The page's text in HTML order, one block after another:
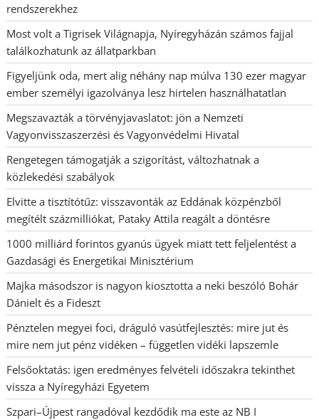
rendszerekhez
Most volt a Tigrisek Világnapja, Nyíregyházán számos fajjal
találkozhatunk az állatparkban
Figyeljünk oda, mert alig néhány nap múlva 130 ezer magyar
ember személyi igazolványa lesz hirtelen használhatatlan
Megszavazták a törvényjavaslatot: jön a Nemzeti
Vagyonvisszaszerzési és Vagyonvédelmi Hivatal
Rengetegen támogatják a szigorítást, változhatnak a
közlekedési szabályok
Elvitte a tisztítótűz: visszavonták az Eddának közpénzből
megítélt százmilliókat, Pataky Attila reagált a döntésre
1000 milliárd forintos gyanús ügyek miatt tett feljelentést a
Gazdasági és Energetikai Minisztérium
Majka másodszor is nagyon kiosztotta a neki beszóló Bohár
Dánielt és a Fideszt
Pénztelen megyei foci, dráguló vasútfejlesztés: mire jut és
mire nem jut pénz vidéken – független vidéki lapszemle
Felsőoktatás: igen eredményes felvételi időszakra tekinthet
vissza a Nyíregyházi Egyetem
Szpari–Újpest rangadóval kezdődik ma este az NB I